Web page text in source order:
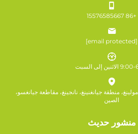
+86 15576585667
[email protected]
إلى السبت
مولينغ، منطقة جيانغنينغ، نانجينغ، مقاطعة جيانغسو،
الصين
منشور حديث